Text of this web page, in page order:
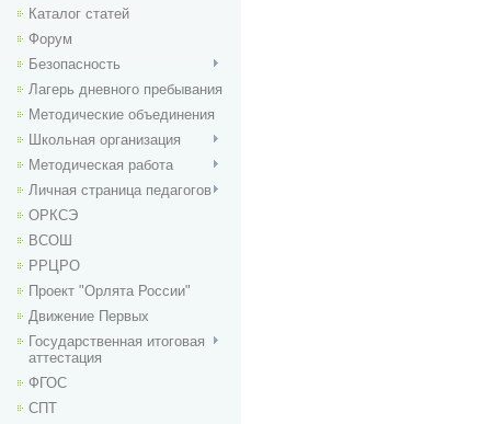
Каталог статей
Форум
Безопасность
Лагерь дневного пребывания
Методические объединения
Школьная организация
Методическая работа
Личная страница педагогов
ОРКСЭ
ВСОШ
РРЦРО
Проект "Орлята России"
Движение Первых
Государственная итоговая
аттестация
ФГОС
СПТ